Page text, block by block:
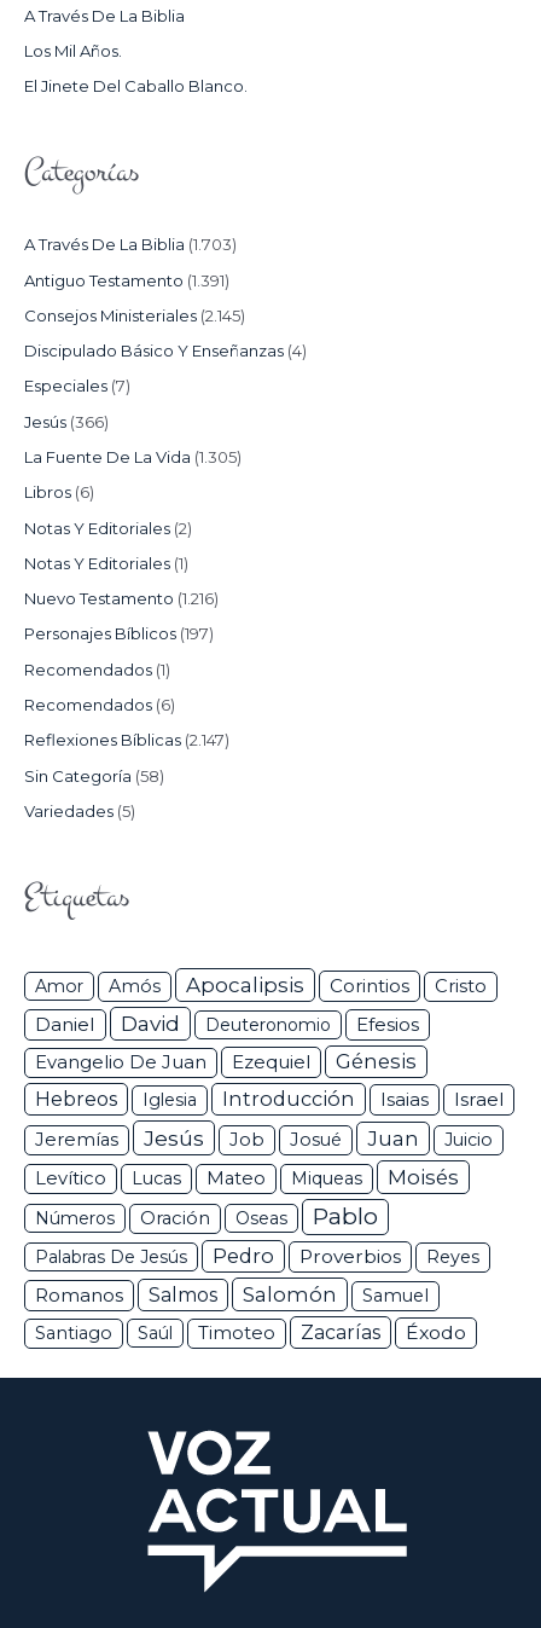
R
:
A Través De La Biblia
Los Mil Años.
El Jinete Del Caballo Blanco.
Categorías
A Través De La Biblia (1.703)
Antiguo Testamento (1.391)
Consejos Ministeriales (2.145)
Discipulado Básico Y Enseñanzas (4)
Especiales (7)
Jesús (366)
La Fuente De La Vida (1.305)
Libros (6)
Notas Y Editoriales (2)
Notas Y Editoriales (1)
Nuevo Testamento (1.216)
Personajes Bíblicos (197)
Recomendados (1)
Recomendados (6)
Reflexiones Bíblicas (2.147)
Sin Categoría (58)
Variedades (5)
Etiquetas
Amor Amós Apocalipsis Corintios Cristo
Daniel David Deuteronomio Efesios
Evangelio De Juan Ezequiel
Génesis
Hebreos
Iglesia Introducción Isaias Israel
Jeremías Jesús Job Josué Juan
Juicio
Levítico
Lucas Mateo Miqueas Moisés
Números Oración Oseas Pablo
Palabras De Jesús Pedro Proverbios Reyes
Romanos Salmos Salomón
Samuel
Santiago
Saúl Timoteo Zacarías Éxodo